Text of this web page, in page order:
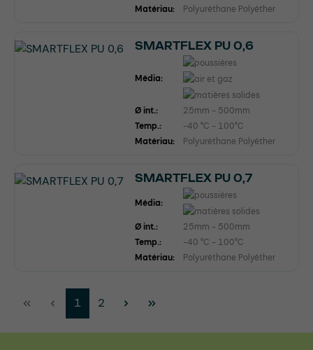
Matériau:
Polyuréthane Polyéther
SMARTFLEX PU 0,6
Média:
Ø int.:
25mm - 500mm
Temp.:
-40 °C - 100°C
Matériau:
Polyuréthane Polyéther
SMARTFLEX PU 0,7
Média:
Ø int.:
25mm - 500mm
Temp.:
-40 °C - 100°C
Matériau:
Polyuréthane Polyéther
Page
1 Page
2